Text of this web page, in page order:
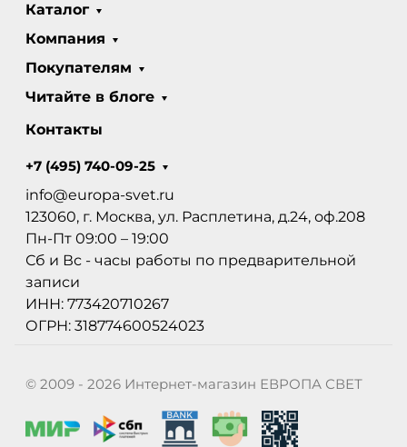
Каталог
Компания
Покупателям
Читайте в блоге
Контакты
+7 (495) 740-09-25
info@europa-svet.ru
123060, г. Москва, ул. Расплетина, д.24, оф.208
Пн-Пт 09:00 – 19:00
Сб и Вс - часы работы по предварительной
записи
ИНН: 773420710267
ОГРН: 318774600524023
© 2009 - 2026 Интернет-магазин ЕВРОПА СВЕТ